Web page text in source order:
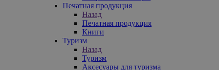
Печатная продукция
Назад
Печатная продукция
Книги
Туризм
Назад
Туризм
Аксесуары для туризма